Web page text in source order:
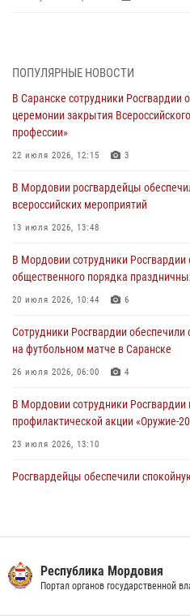
06 августа 2026, 07:03
В Саранске по обращению жителей
незамедлительно
05 августа 2026, 15:04
подозреваемого в причинении
05 августа 2026, 12:34
проведения масштабного
05 августа 2026, 09:04 4
разрешительной работы передал
зону СВО
04 августа 2026, 11:13
ПОПУЛЯРНЫЕ НОВОСТИ
В Саранске сотрудники Росгвардии
церемонии закрытия
профессии»
22 июля 2026, 12:15 3
В Мордовии росгвардейцы
всероссийских мероприятий
13 июля 2026, 13:48
В Мордовии сотрудники Росгвардии
общественного порядка
20 июля 2026, 10:44 6
Сотрудники Росгвардии обеспечили
на футбольном матче в Саранске
26 июля 2026, 06:00 4
В Мордовии сотрудники
профилактической акции
23 июля 2026, 13:10
Росгвардейцы обеспечили
обеспечили безопасность на
регионального турнира до
Республика Мордовия
Портал органов государственной